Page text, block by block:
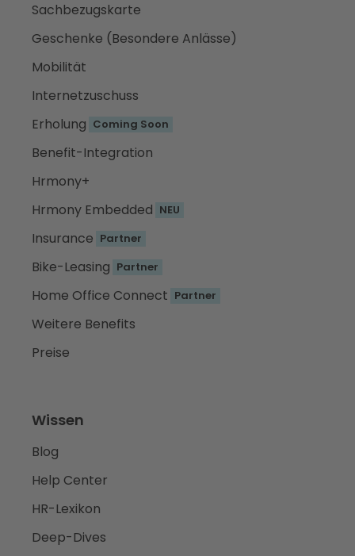
Sachbezugskarte
Geschenke (Besondere Anlässe)
Mobilität
Internetzuschuss
Erholung Coming Soon
Benefit-Integration
Hrmony+
Hrmony Embedded NEU
Insurance Partner
Bike-Leasing Partner
Home Office Connect Partner
Weitere Benefits
Preise
Wissen
Blog
Help Center
HR-Lexikon
Deep-Dives